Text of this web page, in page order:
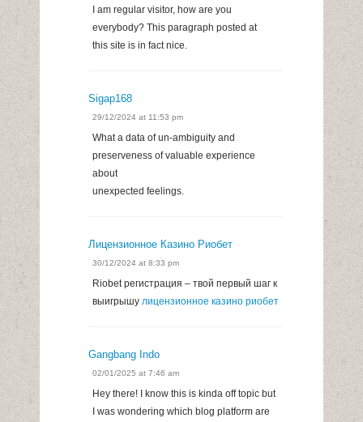
I am regular visitor, how are you
everybody? This paragraph posted at
this site is in fact nice.
Sigap168
29/12/2024 at 11:53 pm
What a data of un-ambiguity and
preserveness of valuable experience
about
unexpected feelings.
Лицензионное Казино Риобет
30/12/2024 at 8:33 pm
Riobet регистрация – твой первый шаг к
выигрышу лицензионное казино риобет
Gangbang Indo
02/01/2025 at 7:46 am
Hey there! I know this is kinda off topic but
I was wondering which blog platform are